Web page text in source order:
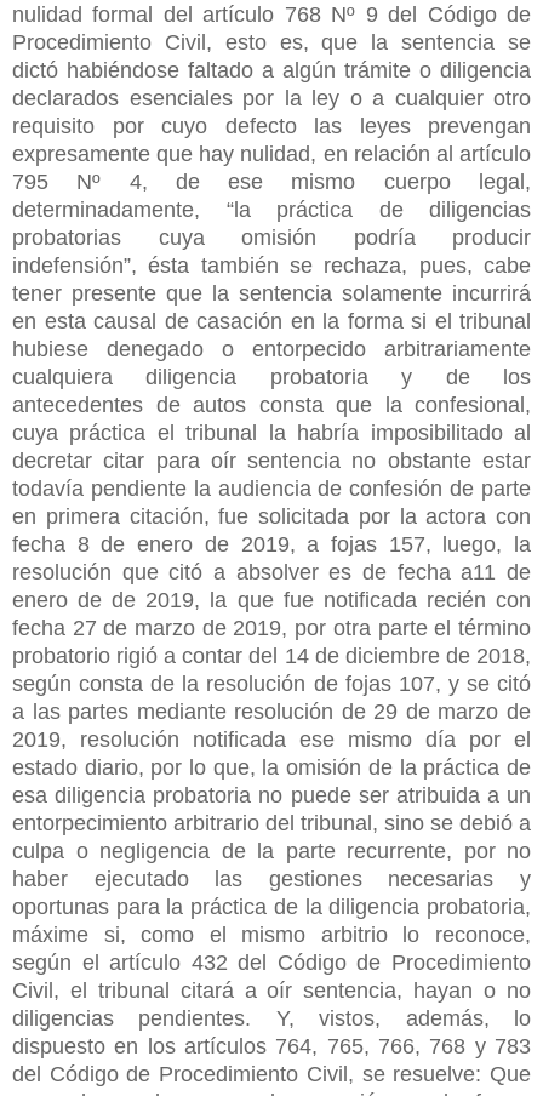
nulidad formal del artículo 768 Nº 9 del Código de
Procedimiento Civil, esto es, que la sentencia se
dictó habiéndose faltado a algún trámite o diligencia
declarados esenciales por la ley o a cualquier otro
requisito por cuyo defecto las leyes prevengan
expresamente que hay nulidad, en relación al artículo
795 Nº 4, de ese mismo cuerpo legal,
determinadamente, “la práctica de diligencias
probatorias cuya omisión podría producir
indefensión”, ésta también se rechaza, pues, cabe
tener presente que la sentencia solamente incurrirá
en esta causal de casación en la forma si el tribunal
hubiese denegado o entorpecido arbitrariamente
cualquiera diligencia probatoria y de los
antecedentes de autos consta que la confesional,
cuya práctica el tribunal la habría imposibilitado al
decretar citar para oír sentencia no obstante estar
todavía pendiente la audiencia de confesión de parte
en primera citación, fue solicitada por la actora con
fecha 8 de enero de 2019, a fojas 157, luego, la
resolución que citó a absolver es de fecha a11 de
enero de de 2019, la que fue notificada recién con
fecha 27 de marzo de 2019, por otra parte el término
probatorio rigió a contar del 14 de diciembre de 2018,
según consta de la resolución de fojas 107, y se citó
a las partes mediante resolución de 29 de marzo de
2019, resolución notificada ese mismo día por el
estado diario, por lo que, la omisión de la práctica de
esa diligencia probatoria no puede ser atribuida a un
entorpecimiento arbitrario del tribunal, sino se debió a
culpa o negligencia de la parte recurrente, por no
haber ejecutado las gestiones necesarias y
oportunas para la práctica de la diligencia probatoria,
máxime si, como el mismo arbitrio lo reconoce,
según el artículo 432 del Código de Procedimiento
Civil, el tribunal citará a oír sentencia, hayan o no
diligencias pendientes. Y, vistos, además, lo
dispuesto en los artículos 764, 765, 766, 768 y 783
del Código de Procedimiento Civil, se resuelve: Que